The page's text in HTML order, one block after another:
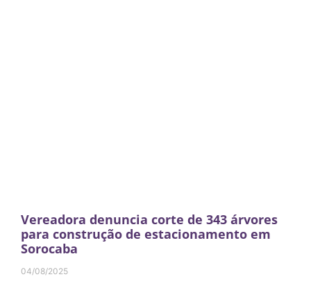
Vereadora denuncia corte de 343 árvores
para construção de estacionamento em
Sorocaba
04/08/2025